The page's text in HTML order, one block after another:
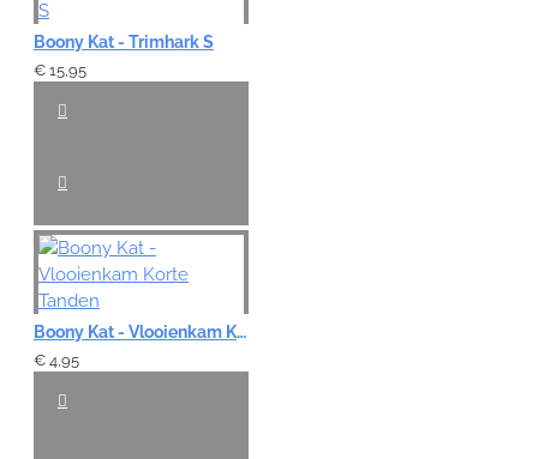
Boony Kat - Trimhark S
€ 15,95
Boony Kat - Vlooienkam Korte Tanden
€ 4,95